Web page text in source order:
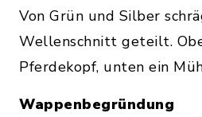
Von Grün und Silber
Wellenschnitt geteilt.
Pferdekopf, unten ein
Wappenbegründung